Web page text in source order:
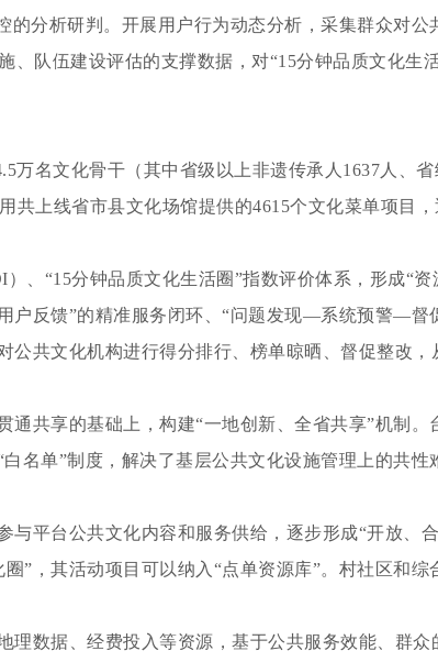
的分析研判。开展用户行为动态分析，采集群众对公
队伍建设评估的支撑数据，对“15分钟品质文化生
名文化骨干（其中省级以上非遗传承人1637人、省
共上线省市县文化场馆提供的4615个文化菜单项目
、“15分钟品质文化生活圈”指数评价体系，形成“
反馈”的精准服务闭环、“问题发现—系统预警—督
共文化机构进行得分排行、榜单晾晒、督促整改，
共享的基础上，构建“一地创新、全省共享”机制
名单”制度，解决了基层公共文化设施管理上的共性
平台公共文化内容和服务供给，逐步形成“开放、
”，其活动项目可以纳入“点单资源库”。村社区和
理数据、经费投入等资源，基于公共服务效能、群众